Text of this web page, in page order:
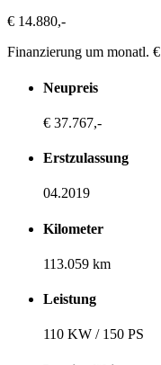
€ 14.880,-
Finanzierung um monatl. €
Neupreis
€ 37.767,-
Erstzulassung
04.2019
Kilometer
113.059 km
Leistung
110 KW / 150 PS